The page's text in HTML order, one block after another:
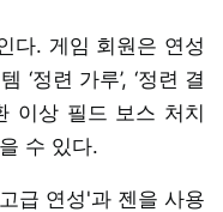
다. 게임 회원은 연성
‘정련 가루’, ‘정련 결
이상 필드 보스 처치
수 있다.
급 연성'과 젠을 사용